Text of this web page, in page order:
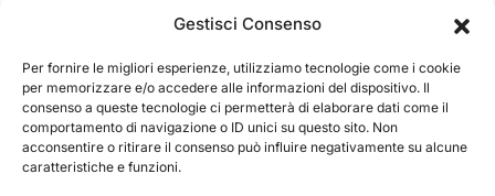
Gestisci Consenso
Per fornire le migliori esperienze, utilizziamo tecnologie come i cookie
per memorizzare e/o accedere alle informazioni del dispositivo. Il
consenso a queste tecnologie ci permetterà di elaborare dati come il
comportamento di navigazione o ID unici su questo sito. Non
acconsentire o ritirare il consenso può influire negativamente su alcune
caratteristiche e funzioni.
Trend Micro, leader globale nelle soluzioni di sicurezza
soluzione leader…
MarKusss
31 Agosto 2017
Leggi tutto